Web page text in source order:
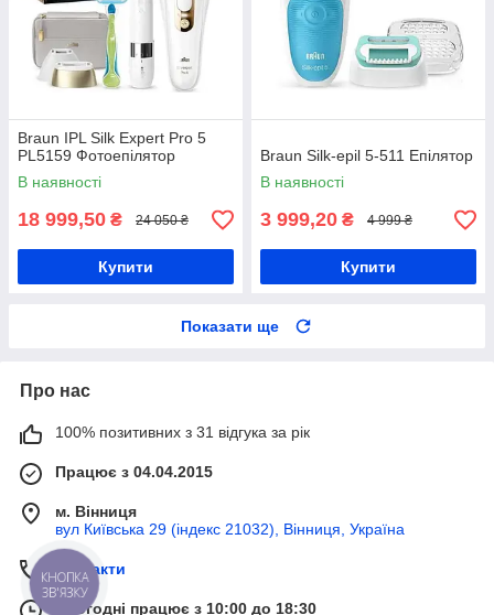
Braun IPL Silk Expert Pro 5
PL5159 Фотоепілятор
В наявності
18 999,50 ₴ 24 050 ₴
Купити
Braun Silk-epil 5-511 Епілятор
В наявності
3 999,20 ₴ 4 999 ₴
Купити
Показати ще
Про нас
100% позитивних з 31 відгука за рік
Працює з 04.04.2015
м. Вінниця
вул Київська 29 (індекс 21032), Вінниця, Україна
Контакти
Сьогодні працює з 10:00 до 18:30
КНОПКА
ЗВ'ЯЗКУ